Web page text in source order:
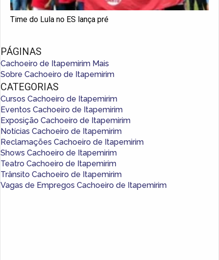
Time do Lula no ES lança pré
PÁGINAS
Cachoeiro de Itapemirim Mais
Sobre Cachoeiro de Itapemirim
CATEGORIAS
Cursos Cachoeiro de Itapemirim
Eventos Cachoeiro de Itapemirim
Exposição Cachoeiro de Itapemirim
Notícias Cachoeiro de Itapemirim
Reclamações Cachoeiro de Itapemirim
Shows Cachoeiro de Itapemirim
Teatro Cachoeiro de Itapemirim
Trânsito Cachoeiro de Itapemirim
Vagas de Empregos Cachoeiro de Itapemirim